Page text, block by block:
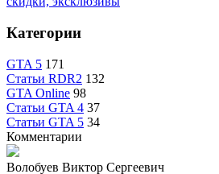
Категории
GTA 5 171
Статьи RDR2 132
GTA Online 98
Статьи GTA 4 37
Статьи GTA 5 34
Комментарии
Волобуев Виктор Сергеевич